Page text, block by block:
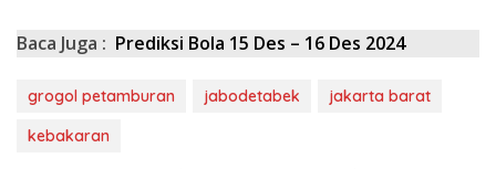
Baca Juga : Prediksi Bola 15 Des – 16 Des 2024
grogol petamburan jabodetabek
jakarta barat
kebakaran